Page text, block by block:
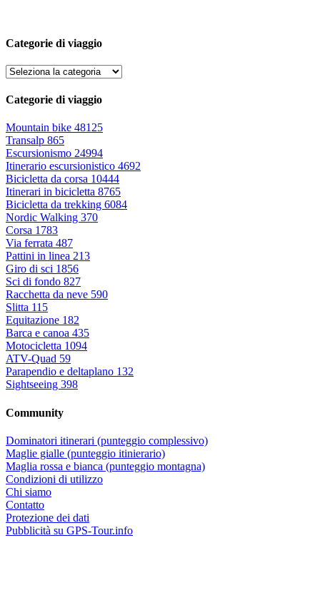
Categorie di viaggio
Categorie di viaggio
Mountain bike 48125
Transalp 865
Escursionismo 24994
Itinerario escursionistico 4692
Bicicletta da corsa 10444
Itinerari in bicicletta 8765
Bicicletta da trekking 6084
Nordic Walking 370
Corsa 1783
Via ferrata 487
Pattini in linea 213
Giro di sci 1856
Sci di fondo 827
Racchetta da neve 590
Slitta 115
Equitazione 182
Barca e canoa 435
Motocicletta 1094
ATV-Quad 59
Parapendio e deltaplano 132
Sightseeing 398
Community
Dominatori itinerari (punteggio complessivo)
Maglie gialle (punteggio itinierario)
Maglia rossa e bianca (punteggio montagna)
Condizioni di utilizzo
Chi siamo
Contatto
Protezione dei dati
Pubblicità su GPS-Tour.info